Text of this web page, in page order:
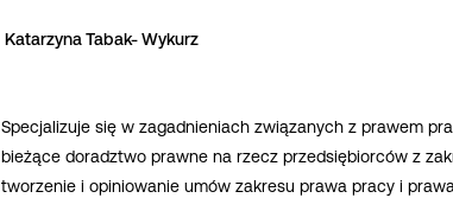
Katarzyna Tabak- Wykurz
Specjalizuje się w zagadnieniach związanych z prawem
bieżące doradztwo prawne na rzecz przedsiębiorców z
tworzenie i opiniowanie umów zakresu prawa pracy i